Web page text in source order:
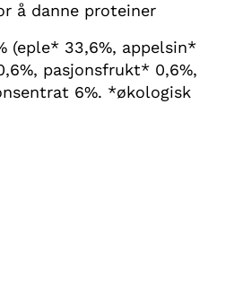
å danne proteiner
(eple* 33,6%, appelsin*
pasjonsfrukt* 0,6%,
6%. *økologisk